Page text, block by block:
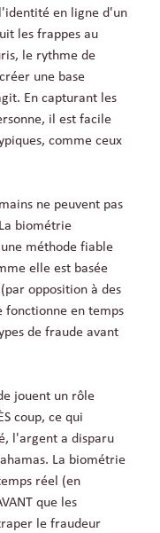
en ligne d'un
les frappes au
le rythme de
une base
En capturant les
il est facile
comme ceux
ne peuvent pas
biométrie
méthode fiable
elle est basée
opposition à des
fonctionne en temps
de fraude avant
jouent un rôle
coup, ce qui
l'argent a disparu
La biométrie
réel (en
que les
le fraudeur